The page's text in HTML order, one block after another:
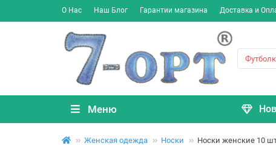
О Нас Наш Блог Гарантии магазина Доставка и
Меню
Женская одежда Носки Носки женские 10